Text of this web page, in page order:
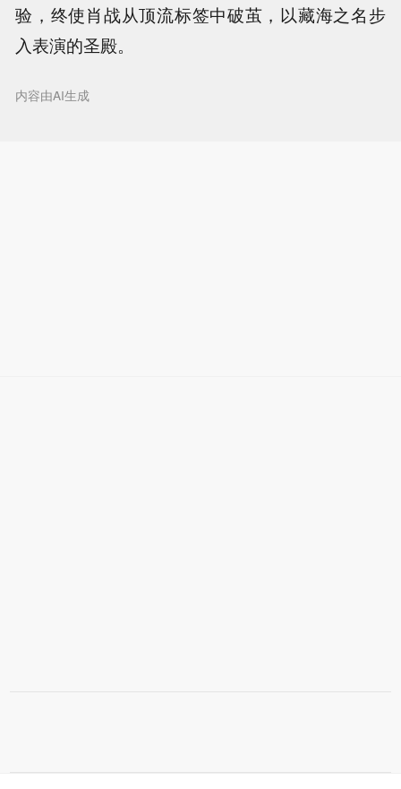
验，终使肖战从顶流标签中破茧，以藏海之名步
入表演的圣殿。
内容由AI生成